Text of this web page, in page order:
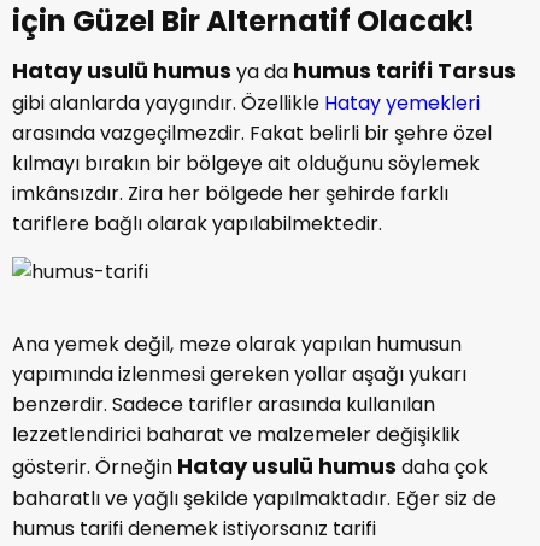
için Güzel Bir Alternatif Olacak!
Hatay usulü humus ya da humus tarifi Tarsus
gibi alanlarda yaygındır. Özellikle Hatay yemekleri
arasında vazgeçilmezdir. Fakat belirli bir şehre özel
kılmayı bırakın bir bölgeye ait olduğunu söylemek
imkânsızdır. Zira her bölgede her şehirde farklı
tariflere bağlı olarak yapılabilmektedir.
Ana yemek değil, meze olarak yapılan humusun
yapımında izlenmesi gereken yollar aşağı yukarı
benzerdir. Sadece tarifler arasında kullanılan
lezzetlendirici baharat ve malzemeler değişiklik
gösterir. Örneğin Hatay usulü humus daha çok
baharatlı ve yağlı şekilde yapılmaktadır. Eğer siz de
humus tarifi denemek istiyorsanız tarifi